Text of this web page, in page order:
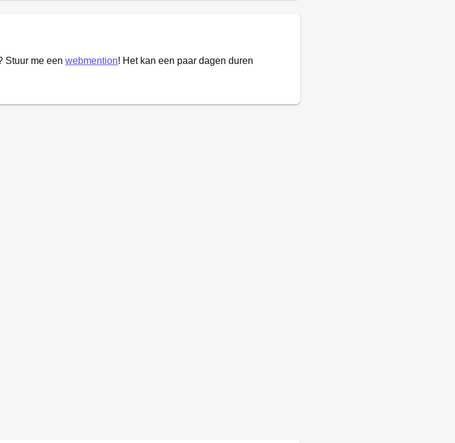
Stuur me een webmention! Het kan een paar dagen duren